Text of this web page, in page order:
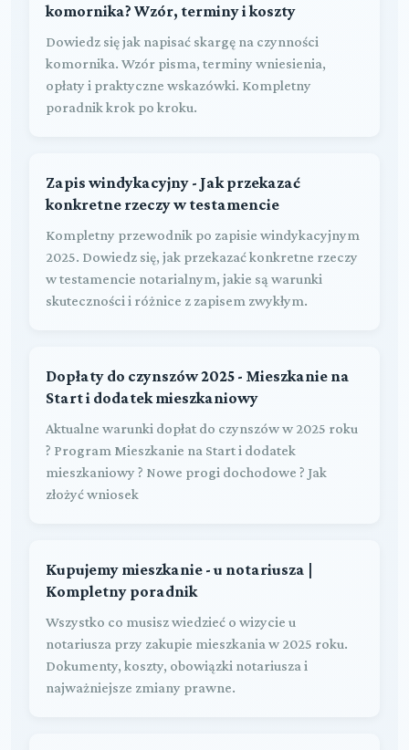
komornika? Wzór, terminy i koszty
Dowiedz się jak napisać skargę na czynności
komornika. Wzór pisma, terminy wniesienia,
opłaty i praktyczne wskazówki. Kompletny
poradnik krok po kroku.
Zapis windykacyjny - Jak przekazać
konkretne rzeczy w testamencie
Kompletny przewodnik po zapisie windykacyjnym
2025. Dowiedz się, jak przekazać konkretne rzeczy
w testamencie notarialnym, jakie są warunki
skuteczności i różnice z zapisem zwykłym.
Dopłaty do czynszów 2025 - Mieszkanie na
Start i dodatek mieszkaniowy
Aktualne warunki dopłat do czynszów w 2025 roku
? Program Mieszkanie na Start i dodatek
mieszkaniowy ? Nowe progi dochodowe ? Jak
złożyć wniosek
Kupujemy mieszkanie - u notariusza |
Kompletny poradnik
Wszystko co musisz wiedzieć o wizycie u
notariusza przy zakupie mieszkania w 2025 roku.
Dokumenty, koszty, obowiązki notariusza i
najważniejsze zmiany prawne.